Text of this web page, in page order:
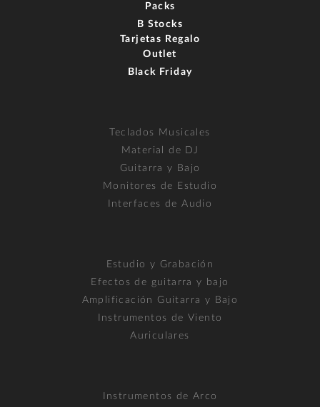
Packs
B Stocks
Tarjetas Regalo
Outlet
Black Friday
Teclados Musicales
Material de DJ
Guitarra y Bajo
Monitores de Estudio
Interfaces de Audio
Estudio y Grabación
Efectos de guitarra y bajo
Amplificación Guitarra y Bajo
Instrumentos de Viento
Auriculares
Instrumentos de Arco